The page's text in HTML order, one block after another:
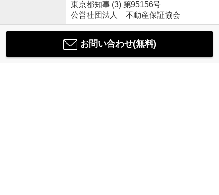
東京都知事 (3) 第95156号
公営社団法人 不動産保証協会
お問い合わせ(無料)